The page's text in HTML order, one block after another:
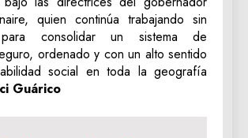
quien continúa trabajando sin
consolidar un sistema de
ordenado y con un alto sentido
social en toda la geografía
Guárico